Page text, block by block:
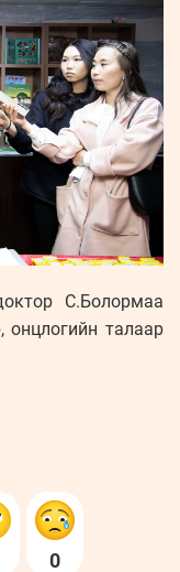
С.Болормаа
онцлогийн талаар
0